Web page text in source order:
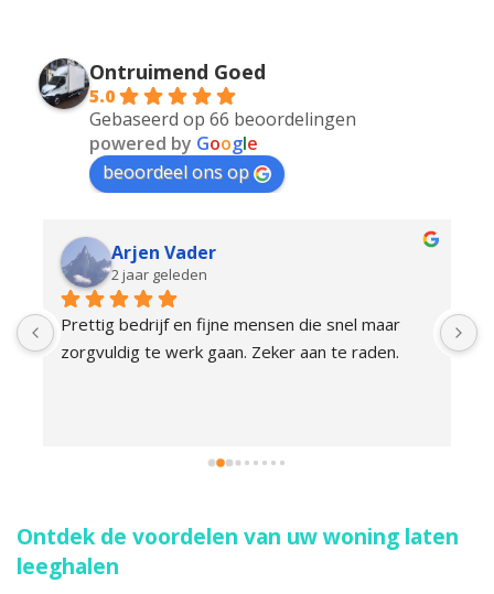
Ontruimend Goed
5.0
Gebaseerd op 66 beoordelingen
powered by Google
beoordeel ons op
Arjen Vader
2 jaar geleden
Prettig bedrijf en fijne mensen die snel maar
zorgvuldig te werk gaan. Zeker aan te raden.
Ontdek de voordelen van uw woning laten
leeghalen